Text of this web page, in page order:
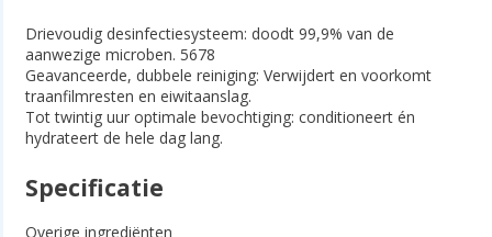
Drievoudig desinfectiesysteem: doodt 99,9% van de
aanwezige microben. 5678
Geavanceerde, dubbele reiniging: Verwijdert en voorkomt
traanfilmresten en eiwitaanslag.
Tot twintig uur optimale bevochtiging: conditioneert én
hydrateert de hele dag lang.
Specificatie
Overige ingrediënten